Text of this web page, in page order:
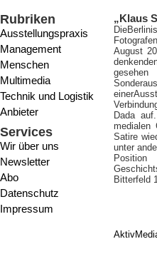
Rubriken
Ausstellungspraxis
Management
Menschen
Multimedia
Technik und Logistik
Anbieter
Services
Wir über uns
Newsletter
Abo
Datenschutz
Impressum
„Klaus
Die
August
Dada
medialen
Satire
unter
Bitterfeld